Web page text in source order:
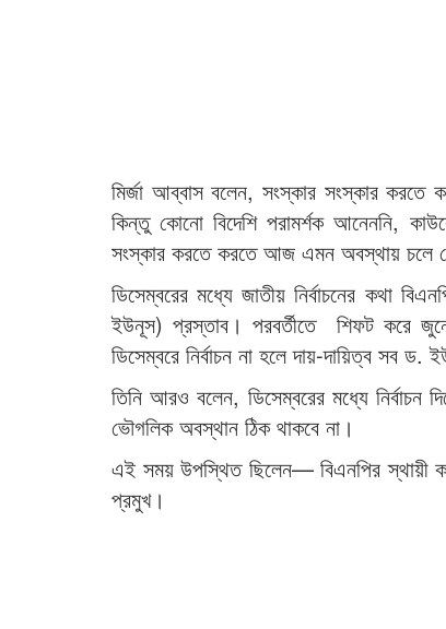
মির্জা আব্বাস বলেন, সংস্কার সংস্কার করতে
কিন্তু কোনো বিদেশি পরামর্শক আনেননি,
সংস্কার করতে করতে আজ এমন অবস্থায় চলে
ডিসেম্বরের মধ্যে জাতীয় নির্বাচনের কথা
ইউনূস) প্রস্তাব। পরবর্তীতে শিফট করে
ডিসেম্বরে নির্বাচন না হলে দায়-দায়িত্ব সব ড.
তিনি আরও বলেন, ডিসেম্বরের মধ্যে নির্বাচন
ভৌগলিক অবস্থান ঠিক থাকবে না।
এই সময় উপস্থিত ছিলেন— বিএনপির স্থায়ী
প্রমুখ।